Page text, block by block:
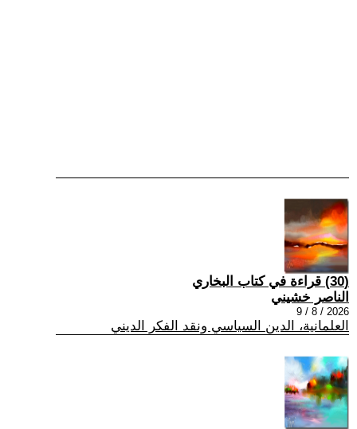
(30) قراءة في كتاب البخاري
الناصر خشيني
2026 / 8 / 9
العلمانية، الدين السياسي ونقد الفكر الديني